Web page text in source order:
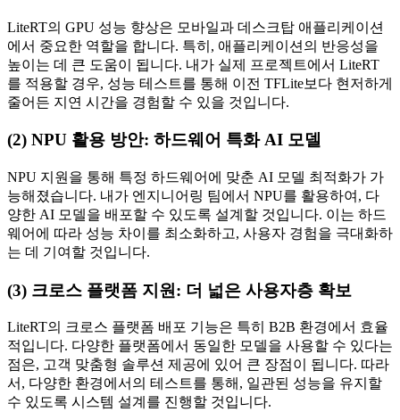
LiteRT의 GPU 성능 향상은 모바일과 데스크탑 애플리케이션
에서 중요한 역할을 합니다. 특히, 애플리케이션의 반응성을
높이는 데 큰 도움이 됩니다. 내가 실제 프로젝트에서 LiteRT
를 적용할 경우, 성능 테스트를 통해 이전 TFLite보다 현저하게
줄어든 지연 시간을 경험할 수 있을 것입니다.
(2) NPU 활용 방안: 하드웨어 특화 AI 모델
NPU 지원을 통해 특정 하드웨어에 맞춘 AI 모델 최적화가 가
능해졌습니다. 내가 엔지니어링 팀에서 NPU를 활용하여, 다
양한 AI 모델을 배포할 수 있도록 설계할 것입니다. 이는 하드
웨어에 따라 성능 차이를 최소화하고, 사용자 경험을 극대화하
는 데 기여할 것입니다.
(3) 크로스 플랫폼 지원: 더 넓은 사용자층 확보
LiteRT의 크로스 플랫폼 배포 기능은 특히 B2B 환경에서 효율
적입니다. 다양한 플랫폼에서 동일한 모델을 사용할 수 있다는
점은, 고객 맞춤형 솔루션 제공에 있어 큰 장점이 됩니다. 따라
서, 다양한 환경에서의 테스트를 통해, 일관된 성능을 유지할
수 있도록 시스템 설계를 진행할 것입니다.